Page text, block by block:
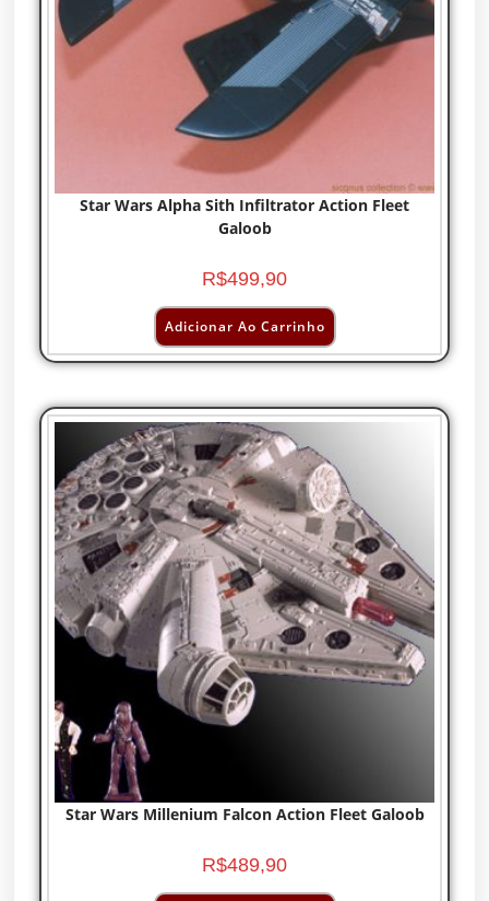
Star Wars Alpha Sith Infiltrator Action Fleet
Galoob
R$499,90
Adicionar Ao Carrinho
Star Wars Millenium Falcon Action Fleet Galoob
R$489,90